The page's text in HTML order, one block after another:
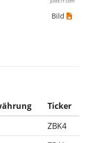
Verlust erlitten,
beinhalten
Bild
Ticker
ZBK4